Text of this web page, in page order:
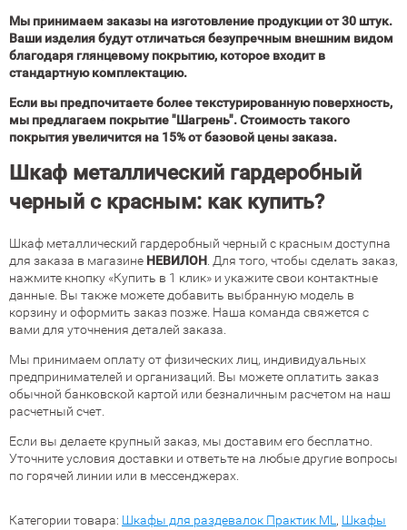
Мы принимаем заказы на изготовление продукции от 30 штук.
Ваши изделия будут отличаться безупречным внешним видом
благодаря глянцевому покрытию, которое входит в
стандартную комплектацию.
Если вы предпочитаете более текстурированную поверхность,
мы предлагаем покрытие "Шагрень". Стоимость такого
покрытия увеличится на 15% от базовой цены заказа.
Шкаф металлический гардеробный
черный с красным: как купить?
Шкаф металлический гардеробный черный с красным доступна
для заказа в магазине НЕВИЛОН . Для того, чтобы сделать заказ,
нажмите кнопку «Купить в 1 клик» и укажите свои контактные
данные. Вы также можете добавить выбранную модель в
корзину и оформить заказ позже. Наша команда свяжется с
вами для уточнения деталей заказа.
Мы принимаем оплату от физических лиц, индивидуальных
предпринимателей и организаций. Вы можете оплатить заказ
обычной банковской картой или безналичным расчетом на наш
расчетный счет.
Если вы делаете крупный заказ, мы доставим его бесплатно.
Уточните условия доставки и ответьте на любые другие вопросы
по горячей линии или в мессенджерах.
Категории товара: Шкафы для раздевалок Практик ML , Шкафы